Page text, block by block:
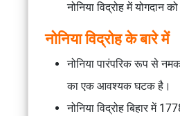
नोनिया विद्रोहमें योगदान
नोनिया विद्रोह के बारे में
नोनिया पारंपरिक रूप से
का एक आवश्यक घटक है।
नोनिया विद्रोहबिहार में